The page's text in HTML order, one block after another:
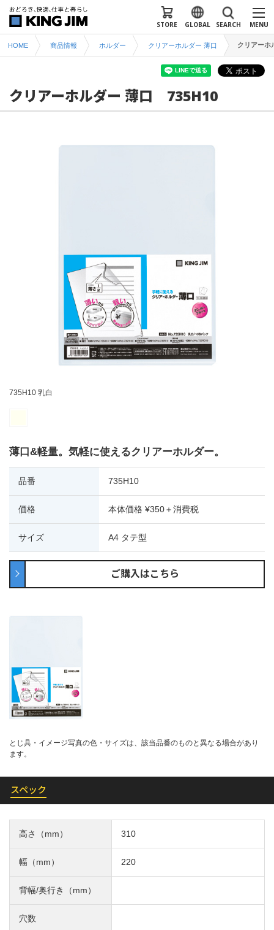
MENU
SEARCH
GLOBAL
STORE
HOME 商品情報 ホルダー クリアーホルダー 薄口 クリアー
クリアーホルダー 薄口 735H10
735H10 乳白
薄口&軽量。気軽に使えるクリアーホルダー。
品番 735H10
価格 本体価格 ¥350＋消費税
サイズ A4 タテ型
ご購入はこちら
とじ具・イメージ写真の色・サイズは、該当品番のものと異なる場合があり
ます。
スペック
高さ（mm） 310
幅（mm） 220
背幅/奥行き（mm）
穴数